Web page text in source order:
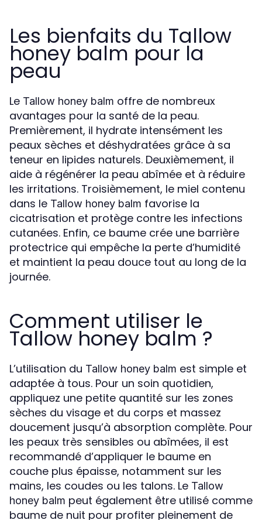
Les bienfaits du Tallow
honey balm pour la
peau
Le Tallow honey balm offre de nombreux
avantages pour la santé de la peau.
Premièrement, il hydrate intensément les
peaux sèches et déshydratées grâce à sa
teneur en lipides naturels. Deuxièmement, il
aide à régénérer la peau abîmée et à réduire
les irritations. Troisièmement, le miel contenu
dans le Tallow honey balm favorise la
cicatrisation et protège contre les infections
cutanées. Enfin, ce baume crée une barrière
protectrice qui empêche la perte d’humidité
et maintient la peau douce tout au long de la
journée.
Comment utiliser le
Tallow honey balm ?
L’utilisation du Tallow honey balm est simple et
adaptée à tous. Pour un soin quotidien,
appliquez une petite quantité sur les zones
sèches du visage et du corps et massez
doucement jusqu’à absorption complète. Pour
les peaux très sensibles ou abîmées, il est
recommandé d’appliquer le baume en
couche plus épaisse, notamment sur les
mains, les coudes ou les talons. Le Tallow
honey balm peut également être utilisé comme
baume de nuit pour profiter pleinement de